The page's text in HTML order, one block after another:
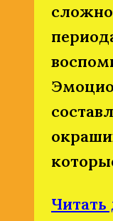
Читать